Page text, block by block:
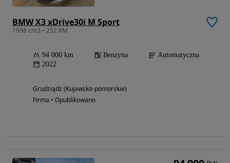
BMW X3 xDrive30i M Sport
1998 cm3 • 252 KM
94 000 km Benzyna
Automatyczna
2022
Grudziądz (Kujawsko-pomorskie)
Firma • Opublikowano